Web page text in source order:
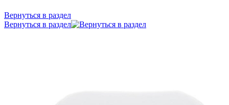
Вернуться в раздел
Вернуться в раздел